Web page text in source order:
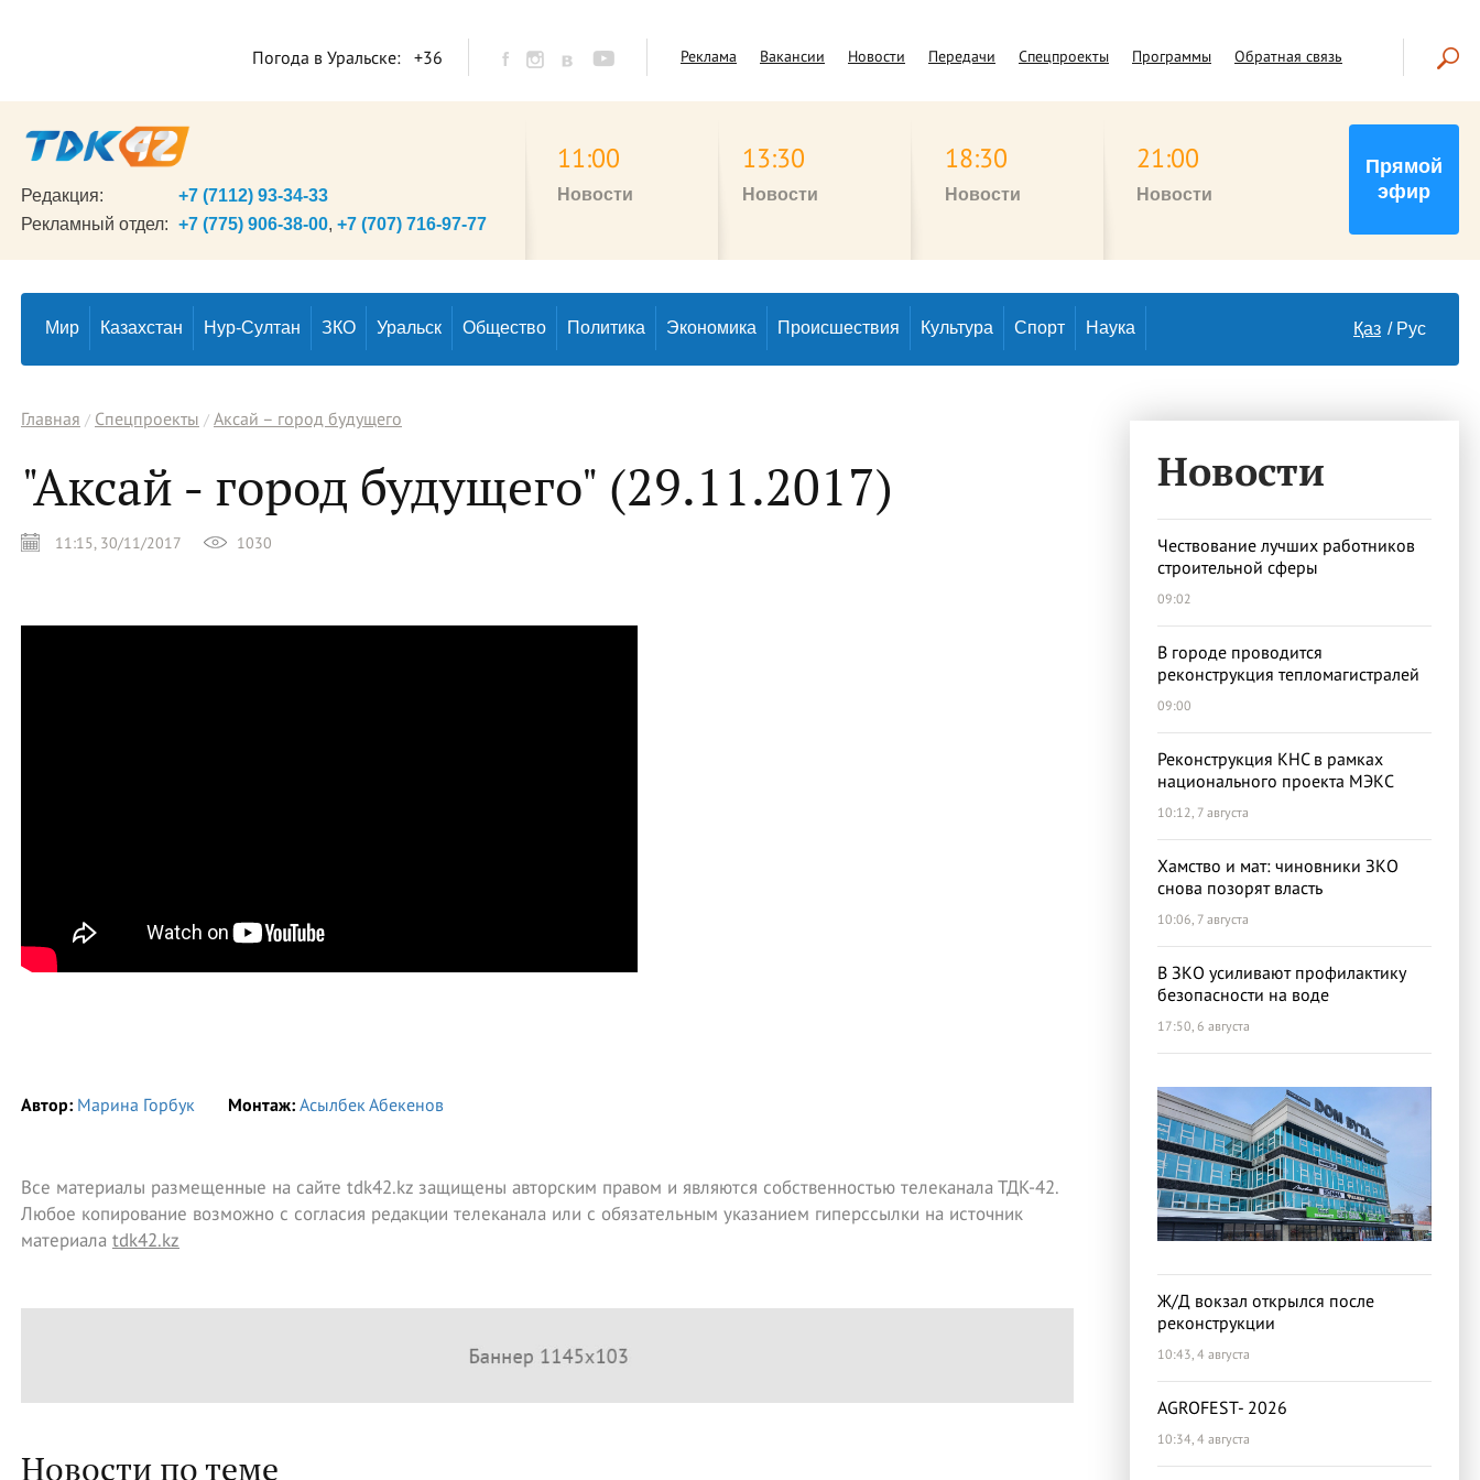
Погода в Уральске: +36 Реклама Вакансии Новости Передачи Спецпроекты Программы Обратная связь
Редакция:
+7 (7112) 93-34-33
Рекламный отдел: +7 (775) 906-38-00, +7 (707) 716-97-77
11:00
Новости
13:30
Новости
18:30
Новости
21:00
Новости
Прямой
эфир
Мир Казахстан Нур-Султан ЗКО Уральск Общество Политика Экономика Происшествия Культура Спорт Наука Қаз Рус
Главная Спецпроекты Аксай – город будущего
"Аксай - город будущего" (29.11.2017)
11:15, 30/11/2017 1030
Автор: Марина Горбук Монтаж: Асылбек Абекенов
Все материалы размещенные на сайте tdk42.kz защищены авторским правом и являются собственностью телеканала ТДК-42.
Любое копирование возможно с согласия редакции телеканала или с обязательным указанием гиперссылки на источник
материала tdk42.kz
Новости по теме
Новости
Чествование лучших работников
строительной сферы
09:02
В городе проводится
реконструкция тепломагистралей
09:00
Реконструкция КНС в рамках
национального проекта МЭКС
10:12, 7 августа
Хамство и мат: чиновники ЗКО
снова позорят власть
10:06, 7 августа
В ЗКО усиливают профилактику
безопасности на воде
17:50, 6 августа
Ж/Д вокзал открылся после
реконструкции
10:43, 4 августа
AGROFEST- 2026
10:34, 4 августа